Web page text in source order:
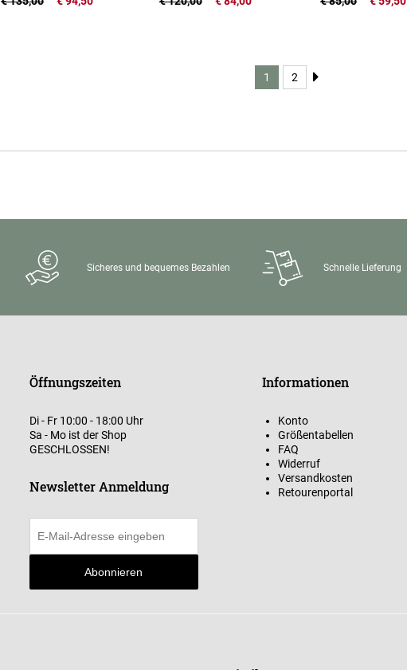
1 2
Sicheres und bequemes Bezahlen Schnelle Lieferung
Öffnungszeiten
Di - Fr 10:00 - 18:00 Uhr
Sa - Mo ist der Shop
GESCHLOSSEN!
Newsletter Anmeldung
Abonnieren
Informationen
Konto
Größentabellen
FAQ
Widerruf
Versandkosten
Retourenportal